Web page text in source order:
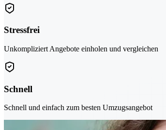
Stressfrei
Unkompliziert Angebote einholen und vergleichen
Schnell
Schnell und einfach zum besten Umzugsangebot